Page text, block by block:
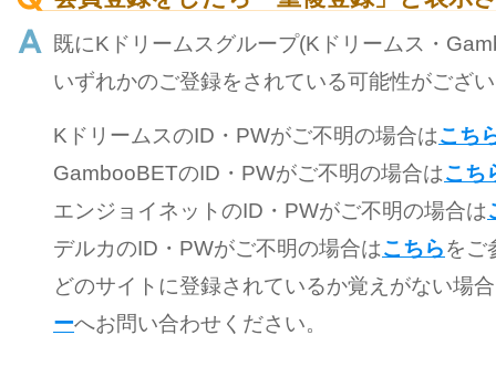
既にKドリームスグループ(Kドリームス・
いずれかのご登録をされている可能性がござ
KドリームスのID・PWがご不明の場合はこち
GambooBETのID・PWがご不明の場合はこち
エンジョイネットのID・PWがご不明の場合は
デルカのID・PWがご不明の場合はこちらをご
どのサイトに登録されているか覚えがない場
ーへお問い合わせください。